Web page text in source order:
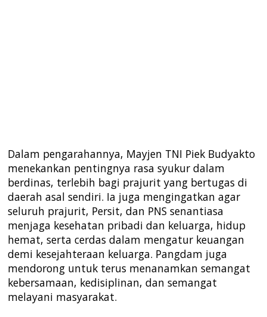
Dalam pengarahannya, Mayjen TNI Piek Budyakto
menekankan pentingnya rasa syukur dalam
berdinas, terlebih bagi prajurit yang bertugas di
daerah asal sendiri. Ia juga mengingatkan agar
seluruh prajurit, Persit, dan PNS senantiasa
menjaga kesehatan pribadi dan keluarga, hidup
hemat, serta cerdas dalam mengatur keuangan
demi kesejahteraan keluarga. Pangdam juga
mendorong untuk terus menanamkan semangat
kebersamaan, kedisiplinan, dan semangat
melayani masyarakat.